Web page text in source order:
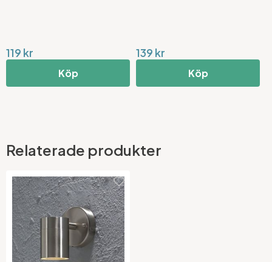
119 kr
Köp
139 kr
Köp
Relaterade produkter